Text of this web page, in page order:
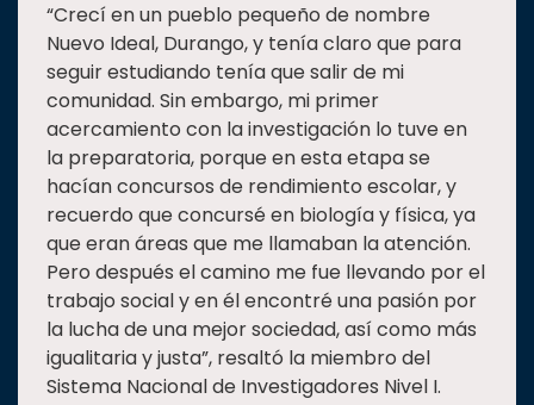
“Crecí en un pueblo pequeño de nombre
Nuevo Ideal, Durango, y tenía claro que para
seguir estudiando tenía que salir de mi
comunidad. Sin embargo, mi primer
acercamiento con la investigación lo tuve en
la preparatoria, porque en esta etapa se
hacían concursos de rendimiento escolar, y
recuerdo que concursé en biología y física, ya
que eran áreas que me llamaban la atención.
Pero después el camino me fue llevando por el
trabajo social y en él encontré una pasión por
la lucha de una mejor sociedad, así como más
igualitaria y justa”, resaltó la miembro del
Sistema Nacional de Investigadores Nivel I.